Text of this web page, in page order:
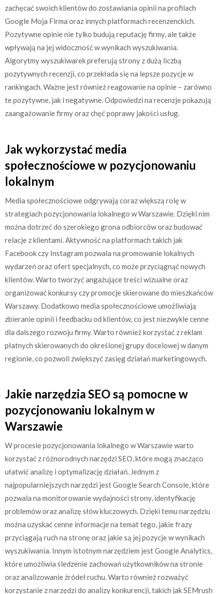
zachęcać swoich klientów do zostawiania opinii na profilach
Google Moja Firma oraz innych platformach recenzenckich.
Pozytywne opinie nie tylko budują reputację firmy, ale także
wpływają na jej widoczność w wynikach wyszukiwania.
Algorytmy wyszukiwarek preferują strony z dużą liczbą
pozytywnych recenzji, co przekłada się na lepsze pozycje w
rankingach. Ważne jest również reagowanie na opinie – zarówno
te pozytywne, jak i negatywne. Odpowiedzi na recenzje pokazują
zaangażowanie firmy oraz chęć poprawy jakości usług.
Jak wykorzystać media
społecznościowe w pozycjonowaniu
lokalnym
Media społecznościowe odgrywają coraz większą rolę w
strategiach pozycjonowania lokalnego w Warszawie. Dzięki nim
można dotrzeć do szerokiego grona odbiorców oraz budować
relacje z klientami. Aktywność na platformach takich jak
Facebook czy Instagram pozwala na promowanie lokalnych
wydarzeń oraz ofert specjalnych, co może przyciągnąć nowych
klientów. Warto tworzyć angażujące treści wizualne oraz
organizować konkursy czy promocje skierowane do mieszkańców
Warszawy. Dodatkowo media społecznościowe umożliwiają
zbieranie opinii i feedbacku od klientów, co jest niezwykle cenne
dla dalszego rozwoju firmy. Warto również korzystać z reklam
płatnych skierowanych do określonej grupy docelowej w danym
regionie, co pozwoli zwiększyć zasięg działań marketingowych.
Jakie narzędzia SEO są pomocne w
pozycjonowaniu lokalnym w
Warszawie
W procesie pozycjonowania lokalnego w Warszawie warto
korzystać z różnorodnych narzędzi SEO, które mogą znacząco
ułatwić analizę i optymalizację działań. Jednym z
najpopularniejszych narzędzi jest Google Search Console, które
pozwala na monitorowanie wydajności strony, identyfikację
problemów oraz analizę słów kluczowych. Dzięki temu narzędziu
można uzyskać cenne informacje na temat tego, jakie frazy
przyciągają ruch na stronę oraz jakie są jej pozycje w wynikach
wyszukiwania. Innym istotnym narzędziem jest Google Analytics,
które umożliwia śledzenie zachowań użytkowników na stronie
oraz analizowanie źródeł ruchu. Warto również rozważyć
korzystanie z narzędzi do analizy konkurencji, takich jak SEMrush